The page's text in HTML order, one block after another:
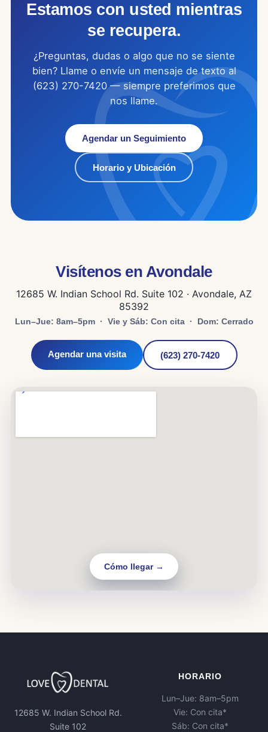
Estamos con usted mientras
se recupera.
¿Preguntas, dudas o algo que no se siente
bien? Llame o envíe un mensaje de texto al
(623) 270-7420 — siempre preferimos que
nos llame.
Agendar un Seguimiento
Horario y Ubicación
Visítenos en Avondale
12685 W. Indian School Rd. Suite 102 · Avondale, AZ
85392
Lun–Jue: 8am–5pm · Vie y Sáb: Con cita · Dom: Cerrado
Agendar una visita (623) 270-7420
Cómo llegar →
12685 W. Indian School Rd.
Suite 102
HORARIO
Lun–Jue: 8am–5pm
Vie: Con cita*
Sáb: Con cita*